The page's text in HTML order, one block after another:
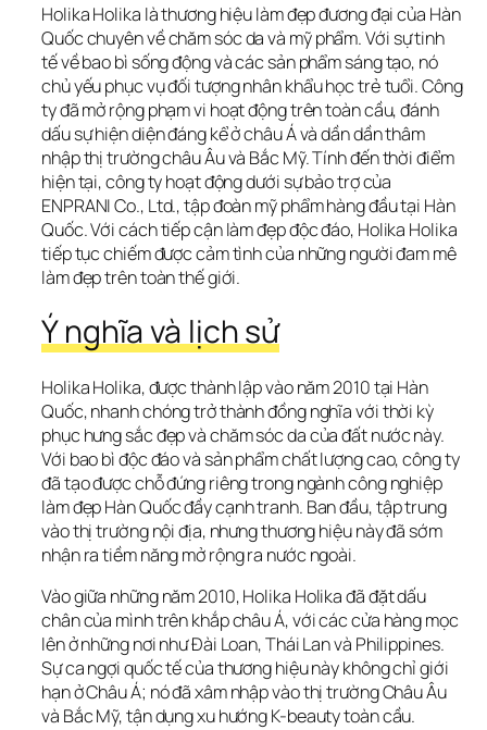
Holika Holika là thương hiệu làm đẹp đương đại của Hàn
Quốc chuyên về chăm sóc da và mỹ phẩm. Với sự tinh
tế về bao bì sống động và các sản phẩm sáng tạo, nó
chủ yếu phục vụ đối tượng nhân khẩu học trẻ tuổi. Công
ty đã mở rộng phạm vi hoạt động trên toàn cầu, đánh
dấu sự hiện diện đáng kể ở châu Á và dần dần thâm
nhập thị trường châu Âu và Bắc Mỹ. Tính đến thời điểm
hiện tại, công ty hoạt động dưới sự bảo trợ của
ENPRANI Co., Ltd., tập đoàn mỹ phẩm hàng đầu tại Hàn
Quốc. Với cách tiếp cận làm đẹp độc đáo, Holika Holika
tiếp tục chiếm được cảm tình của những người đam mê
làm đẹp trên toàn thế giới.
Ý nghĩa và lịch sử
Holika Holika, được thành lập vào năm 2010 tại Hàn
Quốc, nhanh chóng trở thành đồng nghĩa với thời kỳ
phục hưng sắc đẹp và chăm sóc da của đất nước này.
Với bao bì độc đáo và sản phẩm chất lượng cao, công ty
đã tạo được chỗ đứng riêng trong ngành công nghiệp
làm đẹp Hàn Quốc đầy cạnh tranh. Ban đầu, tập trung
vào thị trường nội địa, nhưng thương hiệu này đã sớm
nhận ra tiềm năng mở rộng ra nước ngoài.
Vào giữa những năm 2010, Holika Holika đã đặt dấu
chân của mình trên khắp châu Á, với các cửa hàng mọc
lên ở những nơi như Đài Loan, Thái Lan và Philippines.
Sự ca ngợi quốc tế của thương hiệu này không chỉ giới
hạn ở Châu Á; nó đã xâm nhập vào thị trường Châu Âu
và Bắc Mỹ, tận dụng xu hướng K-beauty toàn cầu.